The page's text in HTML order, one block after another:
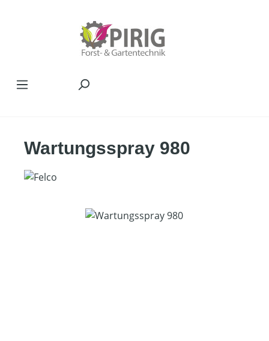
Wartungsspray 980
Bildergalerie überspringen